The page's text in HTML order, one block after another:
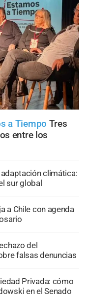
a Tiempo Tres
entre los
adaptación climática:
sur global
a Chile con agenda
del
falsas denuncias
Privada: cómo
en el Senado